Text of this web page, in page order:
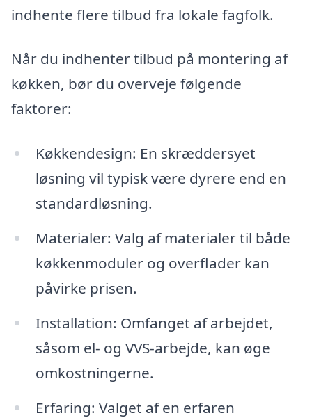
indhente flere tilbud fra lokale fagfolk.
Når du indhenter tilbud på montering af
køkken, bør du overveje følgende
faktorer:
Køkkendesign: En skræddersyet
løsning vil typisk være dyrere end en
standardløsning.
Materialer: Valg af materialer til både
køkkenmoduler og overflader kan
påvirke prisen.
Installation: Omfanget af arbejdet,
såsom el- og VVS-arbejde, kan øge
omkostningerne.
Erfaring: Valget af en erfaren